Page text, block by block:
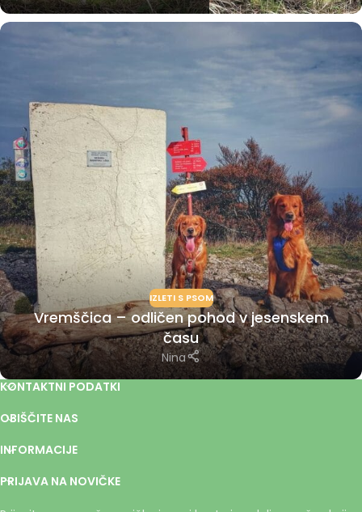
IZLETI S PSOM
Vremščica – odličen pohod v jesenskem
času
Nina
KONTAKTNI PODATKI
OBIŠČITE NAS
INFORMACIJE
PRIJAVA NA NOVIČKE